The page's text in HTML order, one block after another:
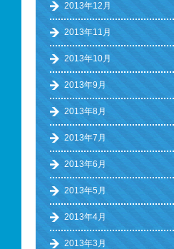
2013年12月
2013年11月
2013年10月
2013年9月
2013年8月
2013年7月
2013年6月
2013年5月
2013年4月
2013年3月